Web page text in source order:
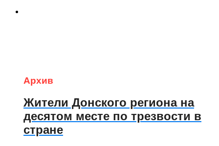
Архив
Жители Донского региона на
десятом месте по трезвости в
стране